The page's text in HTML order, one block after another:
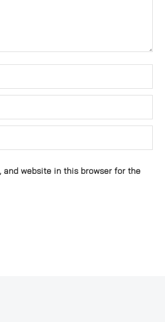
and website in this browser for the